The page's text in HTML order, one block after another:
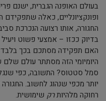
בעולם האופנה הגברית, ישנם
ופונקציונליים, כאלה
החגורה, אותו רצועה הנכרכת
בדיוק ככזו – אמצעי פשוט
האם תפקידה מסתכם בכך
היומיומי הזה מסתתר עולם שלם
סמל סטטוס? התשובה, כפי
יותר מכפי שנהוג לחשוב.
רחוקה מלהיותרק שימושית.